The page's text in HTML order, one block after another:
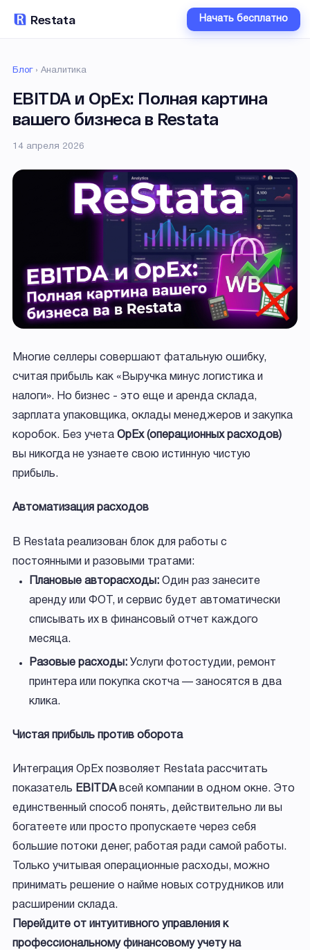
Restata Начать бесплатно
Блог › Аналитика
EBITDA и OpEx: Полная картина
вашего бизнеса в Restata
14 апреля 2026
Многие селлеры совершают фатальную ошибку,
считая прибыль как «Выручка минус логистика и
налоги». Но бизнес - это еще и аренда склада,
зарплата упаковщика, оклады менеджеров и закупка
коробок. Без учета OpEx (операционных расходов)
вы никогда не узнаете свою истинную чистую
прибыль.
Автоматизация расходов
В Restata реализован блок для работы с
постоянными и разовыми тратами:
Плановые авторасходы:Один раз занесите
аренду или ФОТ, и сервис будет автоматически
списывать их в финансовый отчет каждого
месяца.
Разовые расходы:Услуги фотостудии, ремонт
принтера или покупка скотча — заносятся в два
клика.
Чистая прибыль против оборота
Интеграция OpEx позволяет Restata рассчитать
показатель EBITDAвсей компании в одном окне. Это
единственный способ понять, действительно ли вы
богатеете или просто пропускаете через себя
большие потоки денег, работая ради самой работы.
Только учитывая операционные расходы, можно
принимать решение о найме новых сотрудников или
расширении склада.
Перейдите от интуитивного управления к
профессиональному финансовому учету на